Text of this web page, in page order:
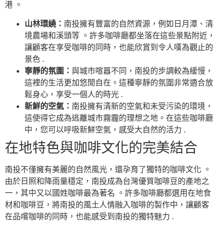
港 。
山林環繞： 南投擁有豐富的自然資源，例如日月潭、清
境農場和溪頭等 。許多咖啡廳都坐落在這些景點附近，
讓顧客在享受咖啡的同時，也能欣賞到令人嘆為觀止的
景色 .
寧靜的氛圍： 與城市喧囂不同，南投的步調較為緩慢，
這裡的生活更加悠閒自在。這種寧靜的氛圍非常適合放
鬆身心，享受一個人的時光 .
新鮮的空氣： 南投擁有清新的空氣和未受污染的環境，
這使得它成為逃離城市霧霾的理想之地。在這些咖啡廳
中，您可以呼吸新鮮空氣，感受大自然的活力 .
在地特色與咖啡文化的完美結合
南投不僅擁有美麗的自然風光，還孕育了獨特的咖啡文化 。
由於日照和降雨量穩定，南投成為台灣優質咖啡豆的產地之
一，其中又以國姓咖啡最為著名 。許多咖啡廳都選用在地食
材和咖啡豆，將南投的風土人情融入咖啡的製作中，讓顧客
在品嚐咖啡的同時，也能感受到南投的獨特魅力 .